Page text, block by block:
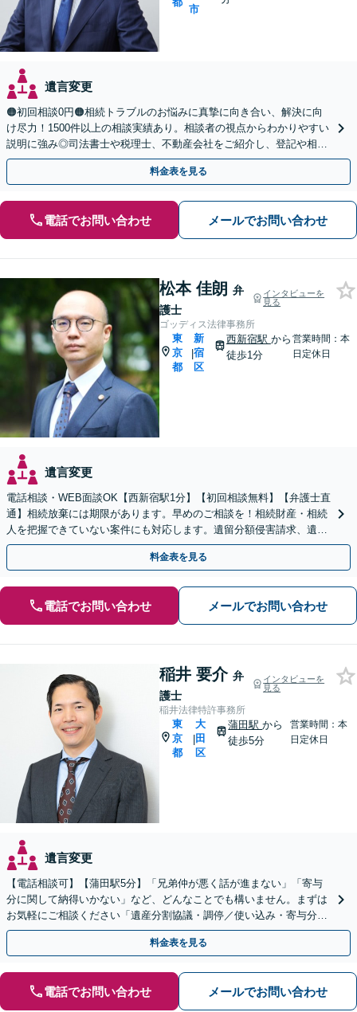
市
遺言変更
🟠初回相談0円🟠相続トラブルのお悩みに真摯に向き合い、解決に向
け尽力！1500件以上の相談実績あり。相談者の視点からわかりやすい
説明に強み◎司法書士や税理士、不動産会社をご紹介し、登記や相続
税の申告までワンストップで対応【夜間相談可】
料金表を見る
電話でお問い合わせ メールでお問い合わせ
松本 佳朗 弁
護士
インタビューを
見る
ゴッディス法律事務所
東
京
都
|
新
宿
区
西新宿駅 から
徒歩1分
営業時間：本
日定休日
遺言変更
電話相談・WEB面談OK【西新宿駅1分】【初回相談無料】【弁護士直
通】相続放棄には期限があります。早めのご相談を！相続財産・相続
人を把握できていない案件にも対応します。遺留分額侵害請求、遺言
無効などの特殊なケースもお任せ下さい。
料金表を見る
電話でお問い合わせ メールでお問い合わせ
稲井 要介 弁
護士
インタビューを
見る
稲井法律特許事務所
東
京
都
|
大
田
区
蒲田駅から
徒歩5分
営業時間：本
日定休日
遺言変更
【電話相談可】【蒲田駅5分】「兄弟仲が悪く話が進まない」「寄与
分に関して納得いかない」など、どんなことでも構いません。まずは
お気軽にご相談ください「遺産分割協議・調停／使い込み・寄与分／
遺留分侵害額請求／相続放棄／事業承継／遺言書作成など」
料金表を見る
電話でお問い合わせ メールでお問い合わせ